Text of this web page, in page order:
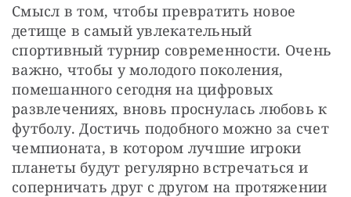
Смысл в том, чтобы превратить новое
детище в самый увлекательный
спортивный турнир современности. Очень
важно, чтобы у молодого поколения,
помешанного сегодня на цифровых
развлечениях, вновь проснулась любовь к
футболу. Достичь подобного можно за счет
чемпионата, в котором лучшие игроки
планеты будут регулярно встречаться и
соперничать друг с другом на протяжении